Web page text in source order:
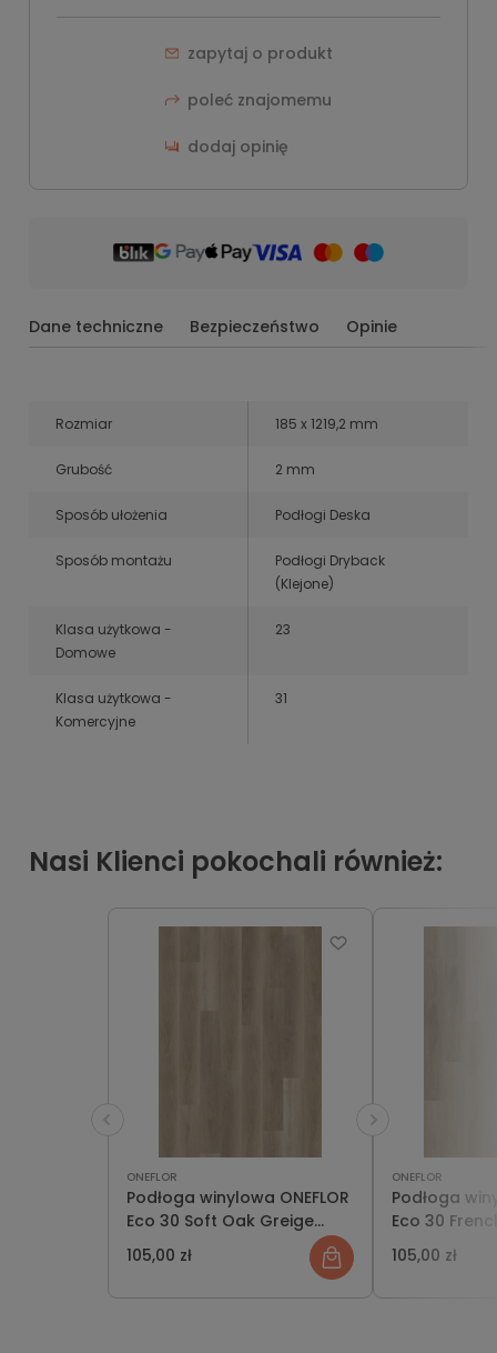
zapytaj o produkt
poleć znajomemu
dodaj opinię
Dane techniczne Bezpieczeństwo Opinie
Rozmiar 185 x 1219,2 mm
Grubość 2 mm
Sposób ułożenia Podłogi Deska
Sposób montażu
Podłogi Dryback
(Klejone)
Klasa użytkowa -
Domowe
23
Klasa użytkowa -
Komercyjne
31
Nasi Klienci pokochali również:
ONEFLOR
Podłoga winylowa ONEFLOR
Eco 30 Soft Oak Greige
OFD-030-077
105,00 zł
ONEFLOR
Podłoga
Eco 30
OFD-030-
105,00 zł